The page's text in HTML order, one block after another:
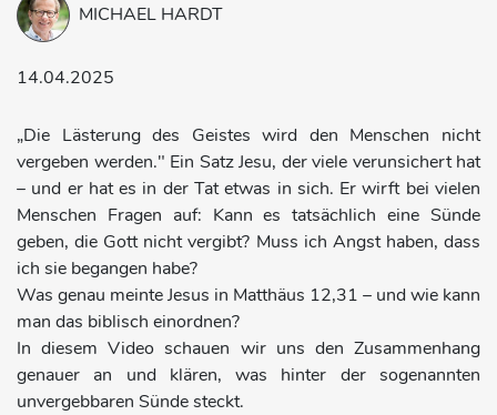
MICHAEL HARDT
14.04.2025
„Die Lästerung des Geistes wird den Menschen nicht
vergeben werden." Ein Satz Jesu, der viele verunsichert hat
– und er hat es in der Tat etwas in sich. Er wirft bei vielen
Menschen Fragen auf: Kann es tatsächlich eine Sünde
geben, die Gott nicht vergibt? Muss ich Angst haben, dass
ich sie begangen habe?
Was genau meinte Jesus in Matthäus 12,31 – und wie kann
man das biblisch einordnen?
In diesem Video schauen wir uns den Zusammenhang
genauer an und klären, was hinter der sogenannten
unvergebbaren Sünde steckt.